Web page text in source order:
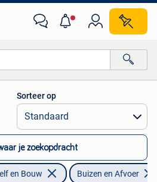
afstanden…
Sorteer op
je zoekopdracht
en Bouw Buizen en Afvoer